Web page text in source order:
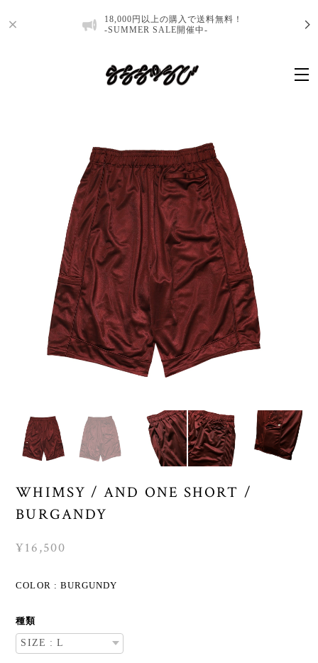
18,000円以上の購入で送料無料！
-SUMMER SALE開催中-
WHIMSY / AND ONE SHORT /
BURGANDY
¥16,500
COLOR : BURGUNDY
種類